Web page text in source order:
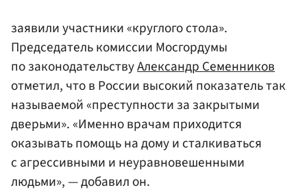
заявили участники «круглого стола».
Председатель комиссии Мосгордумы
по законодательствуАлександр Семенников
отметил, что в России высокий показатель так
называемой «преступности за закрытыми
дверьми». «Именно врачам приходится
оказывать помощь на дому и сталкиваться
с агрессивными и неуравновешенными
людьми», — добавил он.